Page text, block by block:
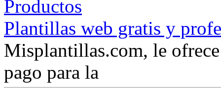
Plantillas web gratis y
Misplantillas.com, le
pago para la